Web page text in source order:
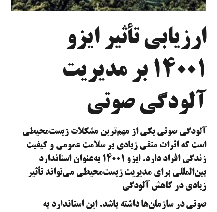
ارزیابی تأثیر ایزو
۱۴۰۰۱ بر مدیریت
آلودگی صوتی
آلودگی صوتی یکی از مهم‌ترین مشکلات زیست‌محیطی
است که اثرات منفی زیادی بر سلامت عمومی و کیفیت
زندگی افراد دارد. ایزو ۱۴۰۰۱ به‌عنوان استاندارد
بین‌المللی برای مدیریت زیست‌محیطی می‌تواند تأثیر
زیادی در کاهش آلودگی
صوتی در سازمان‌ها داشته باشد. این استاندارد به